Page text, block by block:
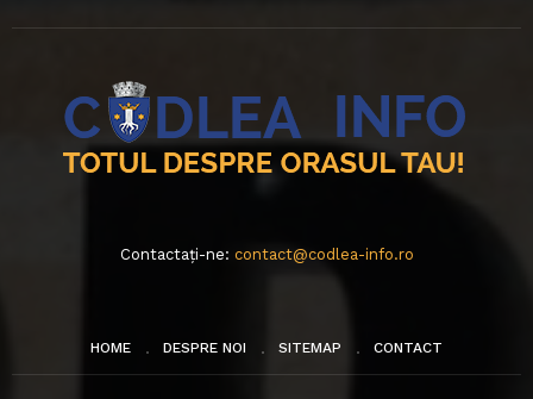
Contactați-ne: contact@codlea-info.ro
HOME DESPRE NOI SITEMAP CONTACT